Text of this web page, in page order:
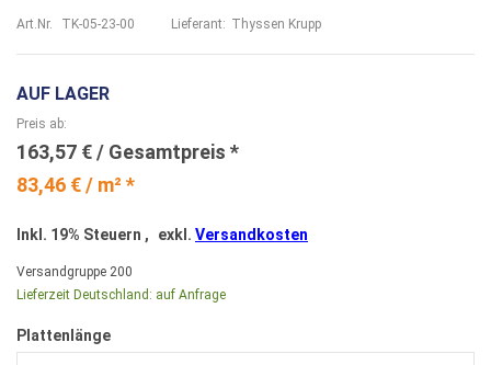
Bildergalerie
springen
Art.Nr. TK-05-23-00 Lieferant: Thyssen Krupp
AUF LAGER
83,46 € / m² *
Preis ab
163,57 €
Inkl. 19% Steuern , exkl. Versandkosten
Versandgruppe 200
Lieferzeit Deutschland: auf Anfrage
Plattenlänge